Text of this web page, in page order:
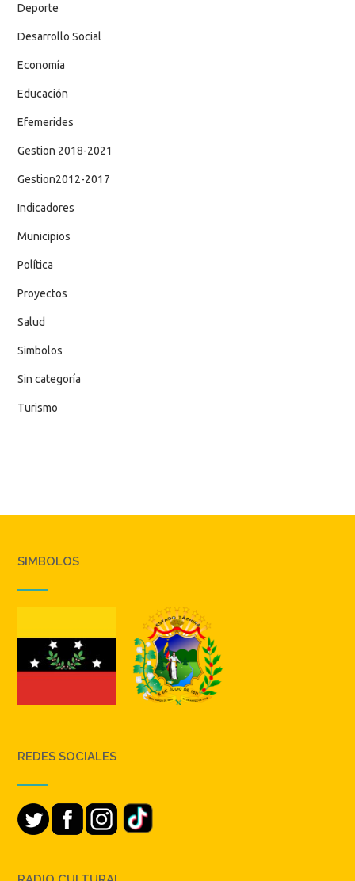
Deporte
Desarrollo Social
Economía
Educación
Efemerides
Gestion 2018-2021
Gestion2012-2017
Indicadores
Municipios
Política
Proyectos
Salud
Simbolos
Sin categoría
Turismo
SIMBOLOS
REDES SOCIALES